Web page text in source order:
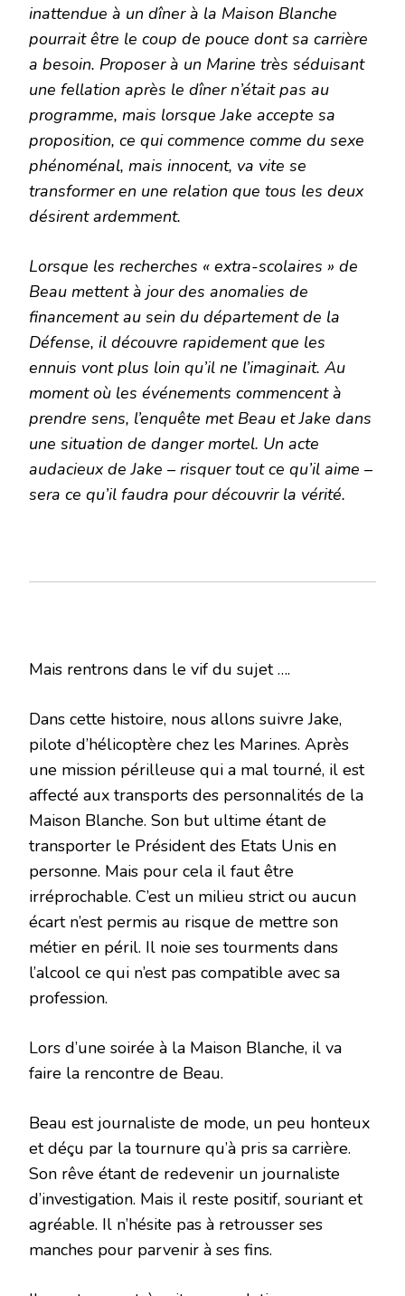
inattendue à un dîner à la Maison Blanche
pourrait être le coup de pouce dont sa carrière
a besoin. Proposer à un Marine très séduisant
une fellation après le dîner n’était pas au
programme, mais lorsque Jake accepte sa
proposition, ce qui commence comme du sexe
phénoménal, mais innocent, va vite se
transformer en une relation que tous les deux
désirent ardemment.
Lorsque les recherches « extra-scolaires » de
Beau mettent à jour des anomalies de
financement au sein du département de la
Défense, il découvre rapidement que les
ennuis vont plus loin qu’il ne l’imaginait. Au
moment où les événements commencent à
prendre sens, l’enquête met Beau et Jake dans
une situation de danger mortel. Un acte
audacieux de Jake – risquer tout ce qu’il aime –
sera ce qu’il faudra pour découvrir la vérité.
Mais rentrons dans le vif du sujet ….
Dans cette histoire, nous allons suivre Jake,
pilote d’hélicoptère chez les Marines. Après
une mission périlleuse qui a mal tourné, il est
affecté aux transports des personnalités de la
Maison Blanche. Son but ultime étant de
transporter le Président des Etats Unis en
personne. Mais pour cela il faut être
irréprochable. C’est un milieu strict ou aucun
écart n’est permis au risque de mettre son
métier en péril. Il noie ses tourments dans
l’alcool ce qui n’est pas compatible avec sa
profession.
Lors d’une soirée à la Maison Blanche, il va
faire la rencontre de Beau.
Beau est journaliste de mode, un peu honteux
et déçu par la tournure qu’à pris sa carrière.
Son rêve étant de redevenir un journaliste
d’investigation. Mais il reste positif, souriant et
agréable. Il n’hésite pas à retrousser ses
manches pour parvenir à ses fins.